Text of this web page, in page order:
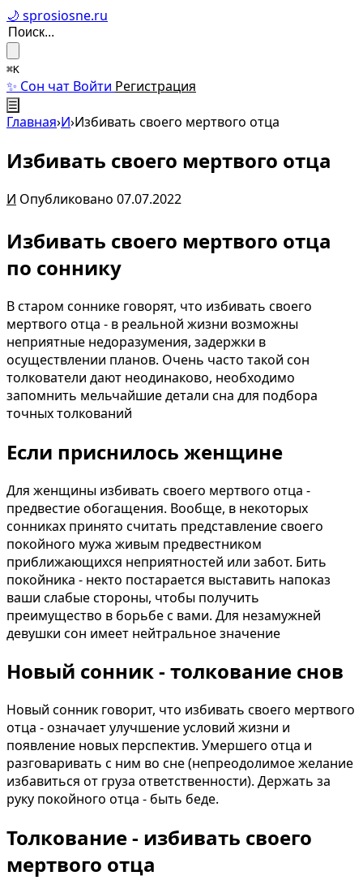
🌙 sprosiosne.ru
⌘K
✨ Сон чат Войти Регистрация
☰
Главная›И›Избивать своего мертвого отца
Избивать своего мертвого отца
И Опубликовано 07.07.2022
Избивать своего мертвого отца
по соннику
В старом соннике говорят, что избивать своего
мертвого отца - в реальной жизни возможны
неприятные недоразумения, задержки в
осуществлении планов. Очень часто такой сон
толкователи дают неодинаково, необходимо
запомнить мельчайшие детали сна для подбора
точных толкований
Если приснилось женщине
Для женщины избивать своего мертвого отца -
предвестие обогащения. Вообще, в некоторых
сонниках принято считать представление своего
покойного мужа живым предвестником
приближающихся неприятностей или забот. Бить
покойника - некто постарается выставить напоказ
ваши слабые стороны, чтобы получить
преимущество в борьбе с вами. Для незамужней
девушки сон имеет нейтральное значение
Новый сонник - толкование снов
Новый сонник говорит, что избивать своего мертвого
отца - означает улучшение условий жизни и
появление новых перспектив. Умершего отца и
разговаривать с ним во сне (непреодолимое желание
избавиться от груза ответственности). Держать за
руку покойного отца - быть беде.
Толкование - избивать своего
мертвого отца